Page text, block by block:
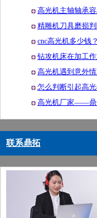
只有更好
高光机主轴轴承
精雕机刀具磨损
械」
cnc高光机多少钱？
钻攻机床在加工
项
高光机遇到意外
么来处理呢?
怎么判断引起高
-「鼎拓机械」
高光机厂家——鼎
习惯，从小抓起”
联系鼎拓